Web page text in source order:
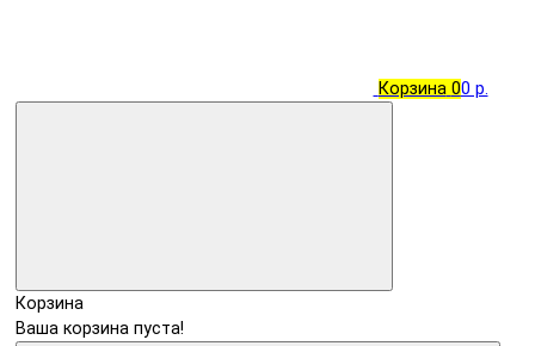
Корзина 00 р.
Корзина
Ваша корзина пуста!